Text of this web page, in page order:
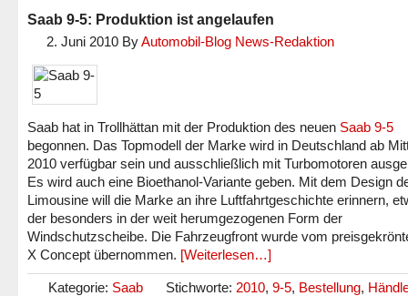
Saab 9-5: Produktion ist angelaufen
2. Juni 2010 ByAutomobil-Blog News-Redaktion
Saab hat in Trollhättan mit der Produktion des neuen Saab 9-5
begonnen. Das Topmodell der Marke wird in Deutschland ab
2010 verfügbar sein und ausschließlich mit Turbomotoren
Es wird auch eine Bioethanol-Variante geben. Mit dem Design
Limousine will die Marke an ihre Luftfahrtgeschichte erinnern,
der besonders in der weit herumgezogenen Form der
Windschutzscheibe. Die Fahrzeugfront wurde vom
X Concept übernommen. [Weiterlesen…]
Kategorie: Saab Stichworte: 2010, 9-5, Bestellung,